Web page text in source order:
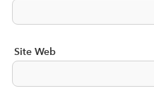
Site Web